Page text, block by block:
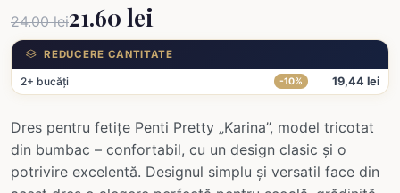
24.00 lei21.60 lei
REDUCERE CANTITATE
2+ bucăți -10% 19,44 lei
Dres pentru fetițe Penti Pretty „Karina”, model tricotat
din bumbac – confortabil, cu un design clasic și o
potrivire excelentă. Designul simplu și versatil face din